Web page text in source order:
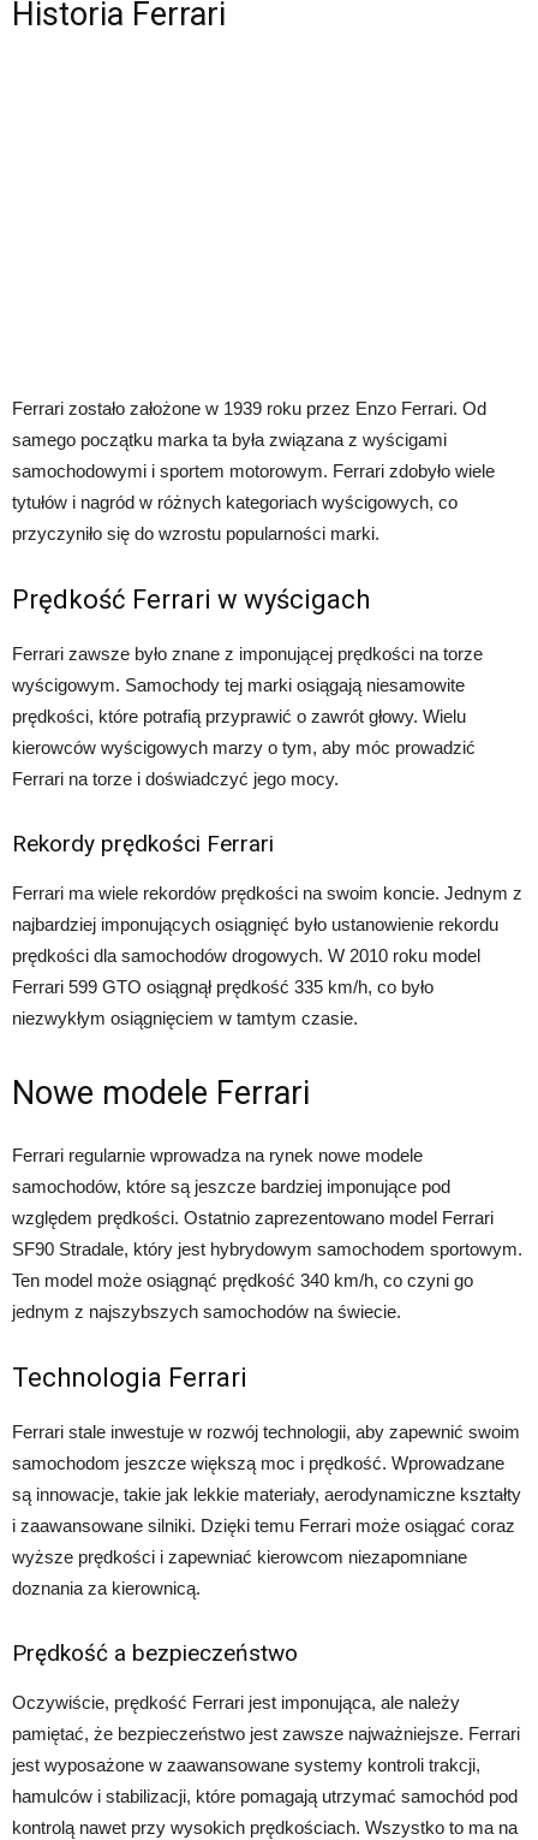
Historia Ferrari
Ferrari zostało założone w 1939 roku przez Enzo Ferrari. Od
samego początku marka ta była związana z wyścigami
samochodowymi i sportem motorowym. Ferrari zdobyło wiele
tytułów i nagród w różnych kategoriach wyścigowych, co
przyczyniło się do wzrostu popularności marki.
Prędkość Ferrari w wyścigach
Ferrari zawsze było znane z imponującej prędkości na torze
wyścigowym. Samochody tej marki osiągają niesamowite
prędkości, które potrafią przyprawić o zawrót głowy. Wielu
kierowców wyścigowych marzy o tym, aby móc prowadzić
Ferrari na torze i doświadczyć jego mocy.
Rekordy prędkości Ferrari
Ferrari ma wiele rekordów prędkości na swoim koncie. Jednym z
najbardziej imponujących osiągnięć było ustanowienie rekordu
prędkości dla samochodów drogowych. W 2010 roku model
Ferrari 599 GTO osiągnął prędkość 335 km/h, co było
niezwykłym osiągnięciem w tamtym czasie.
Nowe modele Ferrari
Ferrari regularnie wprowadza na rynek nowe modele
samochodów, które są jeszcze bardziej imponujące pod
względem prędkości. Ostatnio zaprezentowano model Ferrari
SF90 Stradale, który jest hybrydowym samochodem sportowym.
Ten model może osiągnąć prędkość 340 km/h, co czyni go
jednym z najszybszych samochodów na świecie.
Technologia Ferrari
Ferrari stale inwestuje w rozwój technologii, aby zapewnić swoim
samochodom jeszcze większą moc i prędkość. Wprowadzane
są innowacje, takie jak lekkie materiały, aerodynamiczne kształty
i zaawansowane silniki. Dzięki temu Ferrari może osiągać coraz
wyższe prędkości i zapewniać kierowcom niezapomniane
doznania za kierownicą.
Prędkość a bezpieczeństwo
Oczywiście, prędkość Ferrari jest imponująca, ale należy
pamiętać, że bezpieczeństwo jest zawsze najważniejsze. Ferrari
jest wyposażone w zaawansowane systemy kontroli trakcji,
hamulców i stabilizacji, które pomagają utrzymać samochód pod
kontrolą nawet przy wysokich prędkościach. Wszystko to ma na